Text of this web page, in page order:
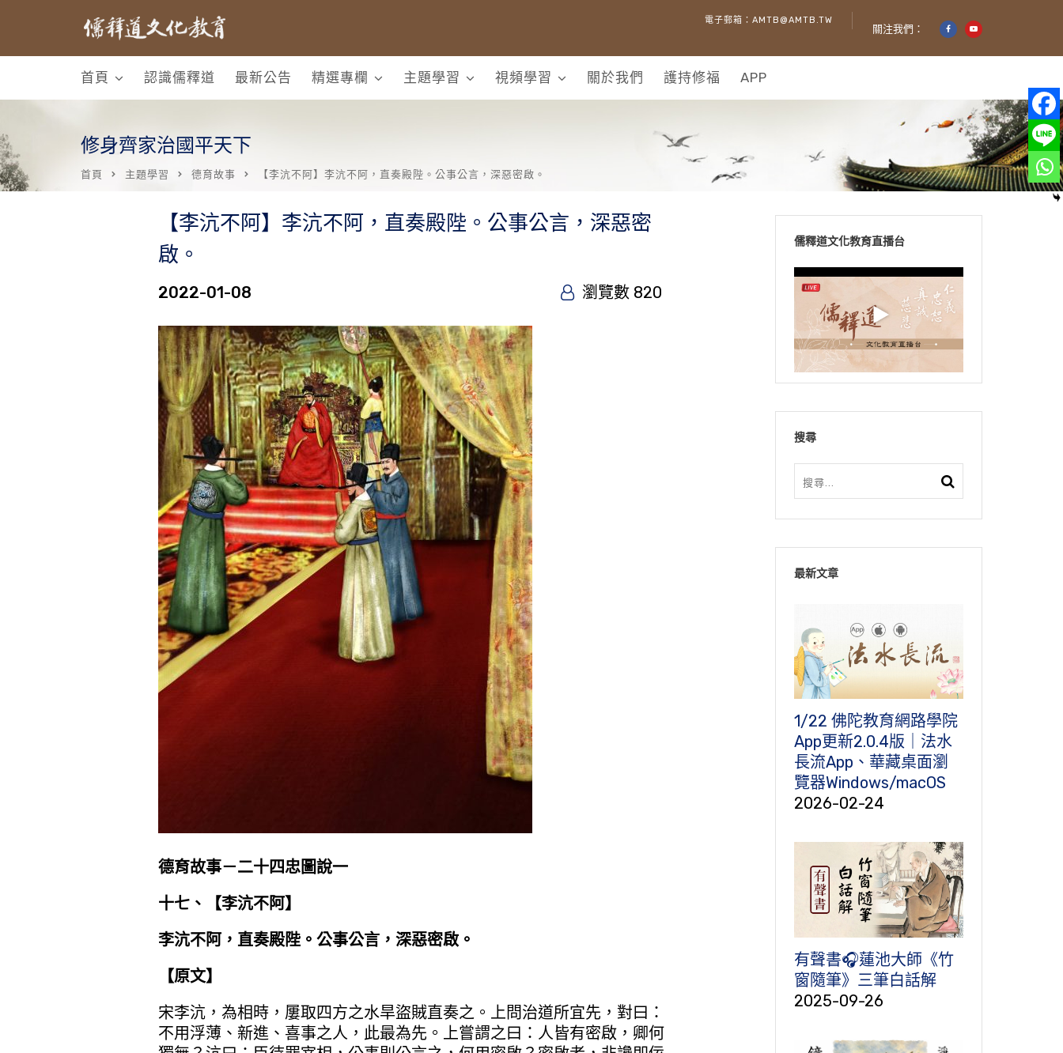
電子郵箱：AMTB@AMTB.TW
關注我們：
首頁 認識儒釋道 最新公告 精選專欄 主題學習 視頻學習 關於我們 護持修福 APP
修身齊家治國平天下
首頁 主題學習 德育故事 【李沆不阿】李沆不阿，直奏殿陛。公事公言，深惡密啟。
【李沆不阿】李沆不阿，直奏殿陛。公事公言，深惡密
啟。
2022-01-08 瀏覽數 820
德育故事－二十四忠圖說一
十七、【李沆不阿】
李沆不阿，直奏殿陛。公事公言，深惡密啟。
【原文】
宋李沆，為相時，屢取四方之水旱盜賊直奏之。上問治道所宜先，對曰：
不用浮薄、新進、喜事之人，此最為先。上嘗謂之曰：人皆有密啟，卿何
儒釋道文化教育直播台
搜尋
最新文章
1/22 佛陀教育網路學院
App更新2.0.4版｜法水
長流App、華藏桌面瀏
覽器Windows/macOS
2026-02-24
有聲書🎧蓮池大師《竹
窗隨筆》三筆白話解
2025-09-26